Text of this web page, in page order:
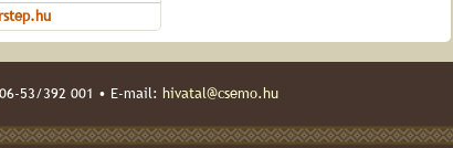
53/392 001 • E-mail: hivatal@csemo.hu